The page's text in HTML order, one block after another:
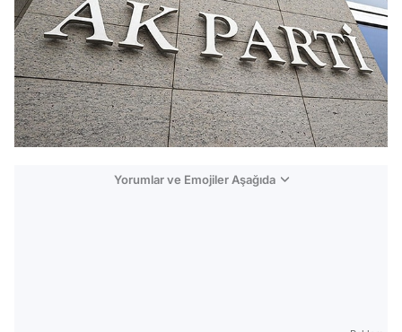
Yorumlar ve Emojiler Aşağıda